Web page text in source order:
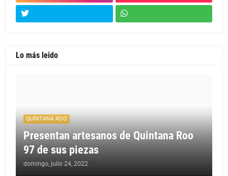
Lo más leido
QUINTANA ROO
Presentan artesanos de Quintana Roo
97 de sus piezas
domingo, julio 24, 2022